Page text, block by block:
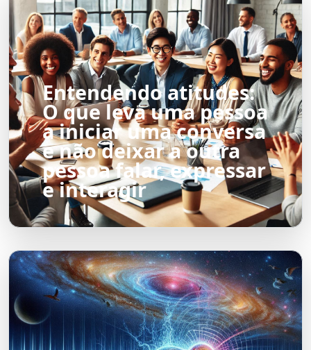
Entendendo atitudes:
O que leva uma pessoa
a iniciar uma conversa
e não deixar a outra
pessoa falar, expressar
e interagir